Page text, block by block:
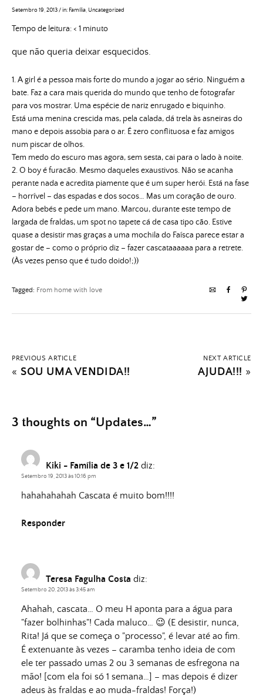
Setembro 19, 2013/in: Família Uncategorized
Tempo de leitura:< 1 minuto
que não queria deixar esquecidos.
1. A girl é a pessoa mais forte do mundo a jogar ao sério. Ninguém a
bate. Faz a cara mais querida do mundo que tenho de fotografar
para vos mostrar. Uma espécie de nariz enrugado e biquinho.
Está uma menina crescida mas, pela calada, dá trela às asneiras do
mano e depois assobia para o ar. É zero conflituosa e faz amigos
num piscar de olhos.
Tem medo do escuro mas agora, sem sesta, cai para o lado à noite.
2. O boy é furacão. Mesmo daqueles exaustivos. Não se acanha
perante nada e acredita piamente que é um super herói. Está na fase
– horrível – das espadas e dos socos… Mas um coração de ouro.
Adora bebés e pede um mano. Marcou, durante este tempo de
largada de fraldas, um spot no tapete cá de casa tipo cão. Estive
quase a desistir mas graças a uma mochila do Faísca parece estar a
gostar de – como o próprio diz – fazer cascataaaaaa para a retrete.
(Às vezes penso que é tudo doido!;))
Tagged: From home with love
PREVIOUS ARTICLE
« SOU UMA VENDIDA!!
NEXT ARTICLE
AJUDA!!! »
3 thoughts on “Updates…”
Kiki - Família de 3 e 1/2 diz:
Setembro 19, 2013 às 10:16 pm
hahahahahah Cascata é muito bom!!!!
Responder
Teresa Fagulha Costa diz:
Setembro 20, 2013 às 3:45 am
Ahahah, cascata… O meu H aponta para a água para
"fazer bolhinhas"! Cada maluco… 😉 (E desistir, nunca,
Rita! Já que se começa o "processo", é levar até ao fim.
É extenuante às vezes – caramba tenho ideia de com
ele ter passado umas 2 ou 3 semanas de esfregona na
mão! [com ela foi só 1 semana…] – mas depois é dizer
adeus às fraldas e ao muda-fraldas! Força!)